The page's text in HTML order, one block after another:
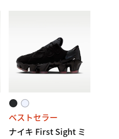
ベストセラー
ナイキ First Sight ミ